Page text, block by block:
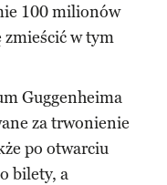
100 milionów
zmieścić w tym
Guggenheima
za trwonienie
po otwarciu
bilety, a